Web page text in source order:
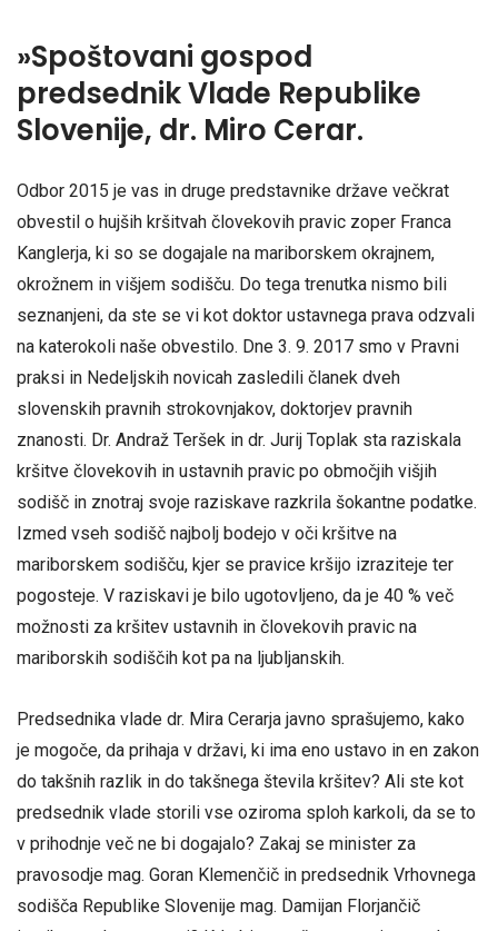
»Spoštovani gospod
predsednik Vlade Republike
Slovenije, dr. Miro Cerar.
Odbor 2015 je vas in druge predstavnike države večkrat
obvestil o hujših kršitvah človekovih pravic zoper Franca
Kanglerja, ki so se dogajale na mariborskem okrajnem,
okrožnem in višjem sodišču. Do tega trenutka nismo bili
seznanjeni, da ste se vi kot doktor ustavnega prava odzvali
na katerokoli naše obvestilo. Dne 3. 9. 2017 smo v Pravni
praksi in Nedeljskih novicah zasledili članek dveh
slovenskih pravnih strokovnjakov, doktorjev pravnih
znanosti. Dr. Andraž Teršek in dr. Jurij Toplak sta raziskala
kršitve človekovih in ustavnih pravic po območjih višjih
sodišč in znotraj svoje raziskave razkrila šokantne podatke.
Izmed vseh sodišč najbolj bodejo v oči kršitve na
mariborskem sodišču, kjer se pravice kršijo izraziteje ter
pogosteje. V raziskavi je bilo ugotovljeno, da je 40 % več
možnosti za kršitev ustavnih in človekovih pravic na
mariborskih sodiščih kot pa na ljubljanskih.
Predsednika vlade dr. Mira Cerarja javno sprašujemo, kako
je mogoče, da prihaja v državi, ki ima eno ustavo in en zakon
do takšnih razlik in do takšnega števila kršitev? Ali ste kot
predsednik vlade storili vse oziroma sploh karkoli, da se to
v prihodnje več ne bi dogajalo? Zakaj se minister za
pravosodje mag. Goran Klemenčič in predsednik Vrhovnega
sodišča Republike Slovenije mag. Damijan Florjančič